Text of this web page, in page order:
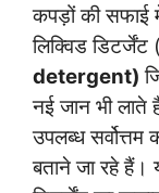
कपड़ों की सफाई
लिक्विड डिटर्जेंट (
detergent)
नई जान भी लाते
उपलब्ध
बताने जा रहे हैं।